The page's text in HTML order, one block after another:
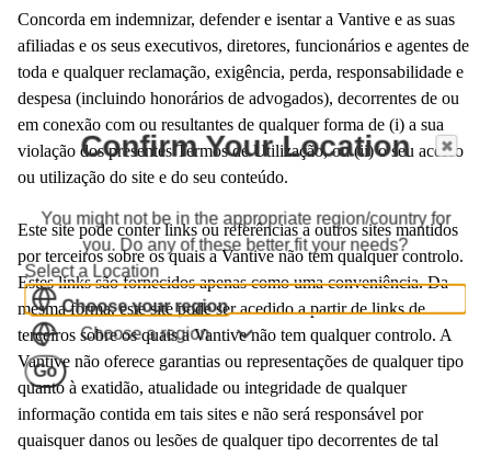
Concorda em indemnizar, defender e isentar a Vantive e as suas
afiliadas e os seus executivos, diretores, funcionários e agentes de
toda e qualquer reclamação, exigência, perda, responsabilidade e
despesa (incluindo honorários de advogados), decorrentes de ou
em conexão com ou resultantes de qualquer forma de (i) a sua
violação dos presentes Termos de Utilização, ou (ii) o seu acesso
ou utilização do site e do seu conteúdo.
Este site pode conter links ou referências a outros sites mantidos
por terceiros sobre os quais a Vantive não tem qualquer controlo.
Estes links são fornecidos apenas como uma conveniência. Da
mesma forma, este site pode ser acedido a partir de links de
terceiros sobre os quais a Vantive não tem qualquer controlo. A
Vantive não oferece garantias ou representações de qualquer tipo
quanto à exatidão, atualidade ou integridade de qualquer
informação contida em tais sites e não será responsável por
quaisquer danos ou lesões de qualquer tipo decorrentes de tal
Confirm Your Location
You might not be in the appropriate region/country for
you. Do any of these better fit your needs?
Select a Location
Choose your region
Choose a region
Go